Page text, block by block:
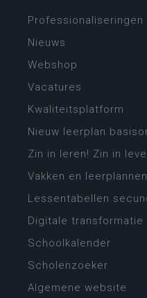
Professionaliseringen
Nieuws
Webshop
Vacatures
Kwaliteitsplatform
Nieuw leerplan
Zin in leren! Zin in
Vakken en
Lessentabellen
Digitale transformatie
Schoolkalender
Scholenzoeker
Algemene website